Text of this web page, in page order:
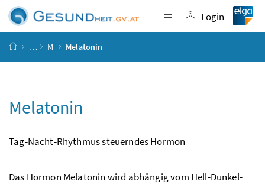
Zum Inhalt
Zum Hauptmenü
Zum Untermenü
Zur Suche
Navigation
Login
Login
Startseite
… M Melatonin
Melatonin
Tag-Nacht-Rhythmus steuerndes Hormon
Das Hormon Melatonin wird abhängig vom Hell-Dunkel-